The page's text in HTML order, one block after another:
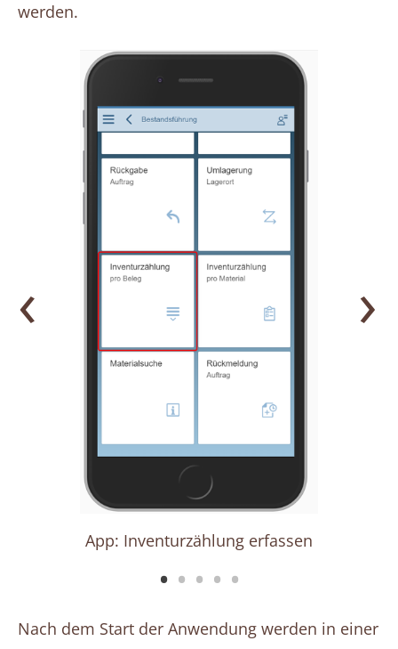
werden.
‹
App: Inventurzählung erfassen
›
Nach dem Start der Anwendung werden in einer